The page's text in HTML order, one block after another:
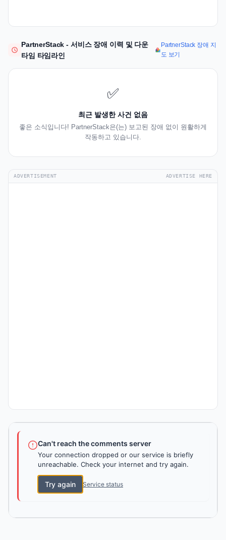
PartnerStack - 서비스 장애 이력 및 다운
타임 타임라인
PartnerStack 장애 지
도 보기
✅
최근 발생한 사건 없음
좋은 소식입니다! PartnerStack은(는) 보고된 장애 없이 원활하게
작동하고 있습니다.
ADVERTISEMENT ADVERTISE HERE
Can't reach the comments server
Your connection dropped or our service is briefly
unreachable. Check your internet and try again.
Try again Service status